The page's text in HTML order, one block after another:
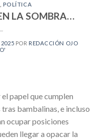
POLÍTICA
LA SOMBRA…
2025 POR REDACCIÓN OJO
papel que cumplen
bambalinas, e incluso
ocupar posiciones
llegar a opacar la